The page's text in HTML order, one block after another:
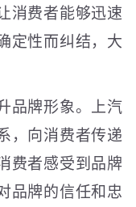
消费者能够迅速
定性而纠结，大
品牌形象。上汽
，向消费者传递
费者感受到品牌
品牌的信任和忠